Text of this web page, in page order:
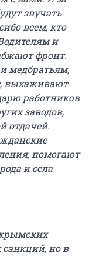
звучать
всем, кто
и
фронт.
медбратьям,
выхаживают
работников
заводов,
отдачей.
помогают
и села
крымских
но в